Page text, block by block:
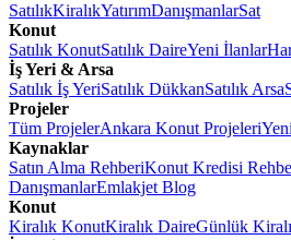
SatılıkKiralıkYatırımDanışmanlarSat
Konut
Satılık KonutSatılık DaireYeni İlanlar
İş Yeri & Arsa
Satılık İş YeriSatılık DükkanSatılık Arsa
Projeler
Tüm ProjelerAnkara Konut Projeleri
Kaynaklar
Satın Alma RehberiKonut Kredisi
DanışmanlarEmlakjet Blog
Konut
Kiralık KonutKiralık DaireGünlük